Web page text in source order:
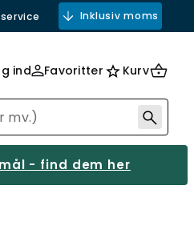
Inklusiv moms
ind Favoritter Kurv
- find dem her